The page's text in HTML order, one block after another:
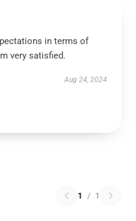
in terms of
very satisfied.
Aug 24, 2024
1 / 1